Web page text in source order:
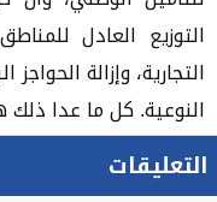
التوزيع العادل
التجارية، وإزالة
النوعية. كل ما عدا
التعليقات